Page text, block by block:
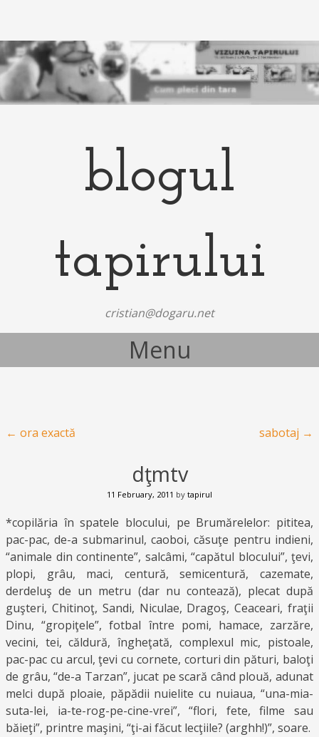
blogul
tapirului
cristian@dogaru.net
Menu
Post navigation
← ora exactă sabotaj →
dţmtv
11 February, 2011 by tapirul
*copilăria în spatele blocului, pe Brumărelelor: pititea,
pac-pac, de-a submarinul, caoboi, căsuţe pentru indieni,
“animale din continente”, salcâmi, “capătul blocului”, ţevi,
plopi, grâu, maci, centură, semicentură, cazemate,
derdeluş de un metru (dar nu contează), plecat după
guşteri, Chitinoţ, Sandi, Niculae, Dragoş, Ceaceari, fraţii
Dinu, “gropiţele”, fotbal între pomi, hamace, zarzăre,
vecini, tei, căldură, îngheţată, complexul mic, pistoale,
pac-pac cu arcul, ţevi cu cornete, corturi din pături, baloţi
de grâu, “de-a Tarzan”, jucat pe scară când plouă, adunat
melci după ploaie, păpădii nuielite cu nuiaua, “una-mia-
suta-lei, ia-te-rog-pe-cine-vrei”, “flori, fete, filme sau
băieţi”, printre maşini, “ţi-ai făcut lecţiile? (arghh!)”, soare.